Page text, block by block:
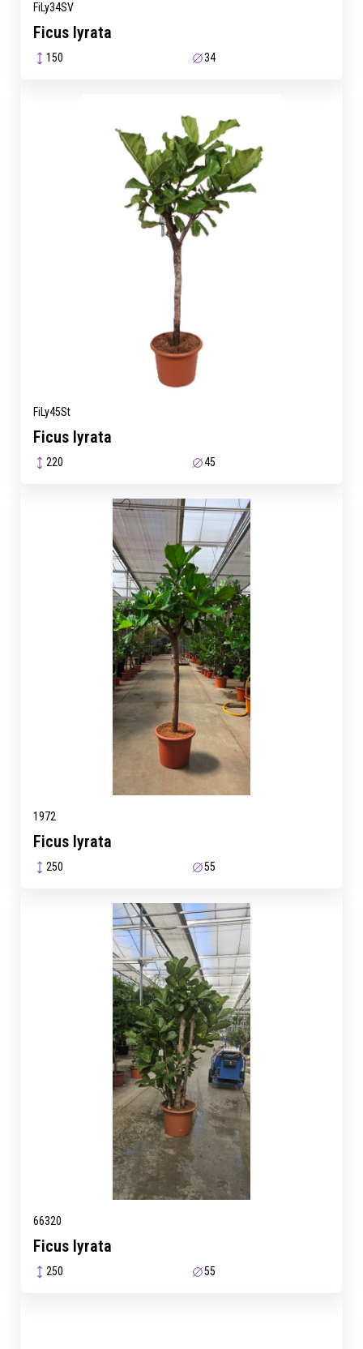
FiLy34SV
Ficus lyrata
150 34
FiLy45St
Ficus lyrata
220 45
1972
Ficus lyrata
250 55
66320
Ficus lyrata
250 55